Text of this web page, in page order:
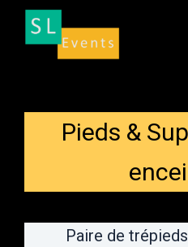
Aller
Pieds &
Paire de